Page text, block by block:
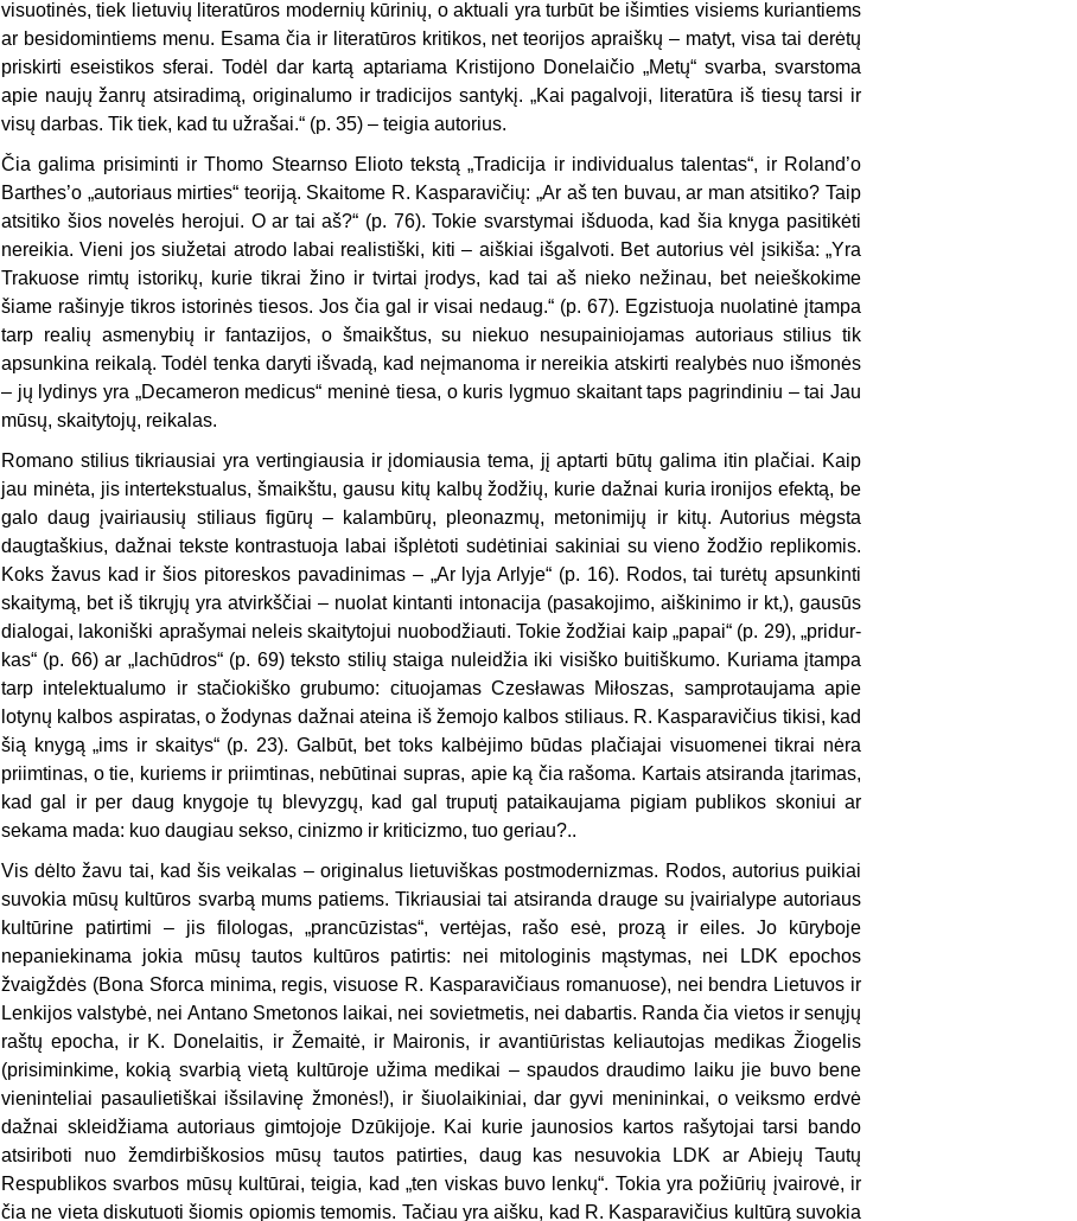
visuotinės, tiek lietuvių literatūros modernių kūrinių, o aktua­li yra turbūt be išimties visiems ku­riantiems
ar besidomintiems menu. Esama čia ir literatūros kritikos, net teorijos apraiškų – matyt, visa tai derėtų
priskirti eseistikos sferai. Todėl dar kartą aptariama Kristijono Do­nelaičio „Metų“ svarba, svarstoma
apie naujų žanrų atsiradimą, origi­nalumo ir tradicijos santykį. „Kai pagalvoji, literatūra iš tiesų tarsi ir
visų darbas. Tik tiek, kad tu užrašai.“ (p. 35) – teigia autorius.
Čia galima prisiminti ir Thomo Stearnso Elioto tekstą „Tradicija ir individualus talentas“, ir Roland’o
Barthes’o „autoriaus mirties“ teoriją. Skaitome R. Kasparavičių: „Ar aš ten buvau, ar man atsitiko? Taip
atsiti­ko šios novelės herojui. O ar tai aš?“ (p. 76). Tokie svarstymai išduoda, kad šia knyga pasitikėti
nereikia. Vieni jos siužetai atrodo labai realistiški, kiti – aiškiai išgalvoti. Bet autorius vėl įsi­kiša: „Yra
Trakuose rimtų istorikų, kurie tikrai žino ir tvirtai įrodys, kad tai aš nieko nežinau, bet neieškokime
šiame rašinyje tikros istorinės tiesos. Jos čia gal ir visai nedaug.“ (p. 67). Egzistuoja nuolatinė įtampa
tarp rea­lių asmenybių ir fantazijos, o šmaikš­tus, su niekuo nesupainiojamas auto­riaus stilius tik
apsunkina reikalą. Todėl tenka daryti išvadą, kad ne­įmanoma ir nereikia atskirti realybės nuo išmonės
– jų lydinys yra „Decameron medicus“ meninė tiesa, o kuris lygmuo skaitant taps pagrindiniu – tai Jau
mūsų, skaitytojų, reikalas.
Romano stilius tikriausiai yra ver­tingiausia ir įdomiausia tema, jį apta­rti būtų galima itin plačiai. Kaip
jau minėta, jis intertekstualus, šmaikš­tu, gausu kitų kalbų žodžių, kurie dažnai kuria ironijos efektą, be
galo daug įvairiausių stiliaus figūrų – kalambūrų, pleonazmų, metonimijų ir kitų. Autorius mėgsta
daugtaškius, dažnai tekste kontrastuoja labai išplė­toti sudėtiniai sakiniai su vieno žodžio replikomis.
Koks žavus kad ir šios pitoreskos pavadinimas – „Ar lyja Ar­lyje“ (p. 16). Rodos, tai turėtų apsun­kinti
skaitymą, bet iš tikrųjų yra atvirkščiai – nuolat kintanti intonaci­ja (pasakojimo, aiškinimo ir kt,), gausūs
dialogai, lakoniški aprašymai neleis skaitytojui nuobodžiauti. Tokie žodžiai kaip „papai“ (p. 29), „pridur­
kas“ (p. 66) ar „lachūdros“ (p. 69) teks­to stilių staiga nuleidžia iki visiško buitiškumo. Kuriama įtampa
tarp intelektualumo ir stačiokiško grubu­mo: cituojamas Czesławas Miłoszas, samprotaujama apie
lotynų kalbos aspiratas, o žodynas dažnai ateina iš žemojo kalbos stiliaus. R. Kaspara­vičius tikisi, kad
šią knygą „ims ir skaitys“ (p. 23). Galbūt, bet toks kalbėjimo būdas plačiajai visuomenei tikrai nėra
priimtinas, o tie, kuriems ir priimtinas, nebūtinai supras, apie ką čia rašoma. Kartais atsiranda įtari­mas,
kad gal ir per daug knygoje tų blevyzgų, kad gal truputį pataikauja­ma pigiam publikos skoniui ar
sekama mada: kuo daugiau sekso, cinizmo ir kriticizmo, tuo geriau?..
Vis dėlto žavu tai, kad šis veika­las – originalus lietuviškas postmo­dernizmas. Rodos, autorius puikiai
su­vokia mūsų kultūros svarbą mums patiems. Tikriausiai tai atsiranda drauge su įvairialype autoriaus
kul­tūrine patirtimi – jis filologas, „prancūzistas“, vertėjas, rašo esė, prozą ir eiles. Jo kūryboje
nepaniekinama jokia mūsų tautos kultūros patirtis: nei mitologinis mąstymas, nei LDK epochos
žvaigždės (Bona Sforca mini­ma, regis, visuose R. Kasparavičiaus romanuose), nei bendra Lietuvos ir
Lenkijos valstybė, nei Antano Smeto­nos laikai, nei sovietmetis, nei dabar­tis. Randa čia vietos ir senųjų
raštų epocha, ir K. Donelaitis, ir Žemaitė, ir Maironis, ir avantiūristas keliautojas medikas Žiogelis
(prisiminkime, kokią svarbią vietą kultūroje užima medi­kai – spaudos draudimo laiku jie buvo bene
vieninteliai pasaulietiškai išsila­vinę žmonės!), ir šiuolaikiniai, dar gyvi menininkai, o veiksmo erdvė
dažnai skleidžiama autoriaus gimtojoje Dzū­kijoje. Kai kurie jaunosios kartos rašy­tojai tarsi bando
atsiriboti nuo žem­dirbiškosios mūsų tautos patirties, daug kas nesuvokia LDK ar Abiejų Tautų
Respublikos svarbos mūsų kul­tūrai, teigia, kad „ten viskas buvo lenkų“. Tokia yra požiūrių įvairovė, ir
čia ne vieta diskutuoti šiomis opiomis temomis. Tačiau yra aišku, kad R. Kas­paravičius kultūrą suvokia